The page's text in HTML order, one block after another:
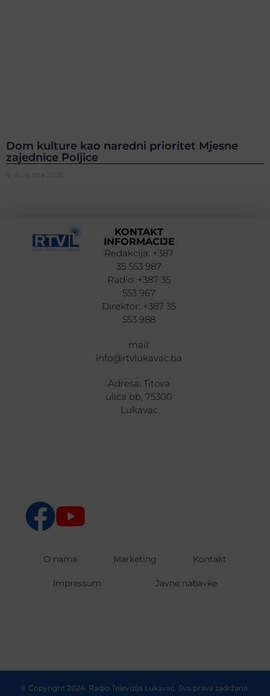
Dom kulture kao naredni prioritet Mjesne
zajednice Poljice
9. Augusta 2026.
KONTAKT
INFORMACIJE
Redakcija: +387
35 553 987
Radio: +387 35
553 967
Direktor: +387 35
553 988
mail:
info@rtvlukavac.ba
Adresa: Titova
ulica bb, 75300
Lukavac
O nama Marketing Kontakt
Impressum Javne nabavke
© Copyright 2024. Radio Televizija Lukavac. Sva prava zadržana.